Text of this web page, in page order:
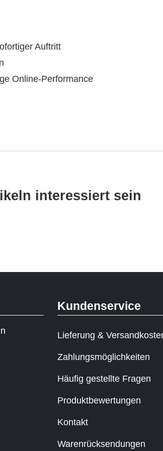
Auftritt
Online-Performance
interessiert sein
Kundenservice
Lieferung &
Zahlungsmöglichkeiten
Häufig gestellte Fragen
Produktbewertungen
Kontakt
Warenrücksendungen